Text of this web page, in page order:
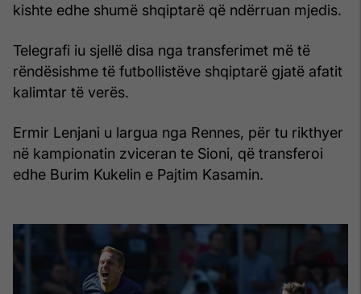
kishte edhe shumë shqiptarë që ndërruan mjedis.
Telegrafi iu sjellë disa nga transferimet më të
rëndësishme të futbollistëve shqiptarë gjatë afatit
kalimtar të verës.
Ermir Lenjani u largua nga Rennes, për tu rikthyer
në kampionatin zviceran te Sioni, që transferoi
edhe Burim Kukelin e Pajtim Kasamin.